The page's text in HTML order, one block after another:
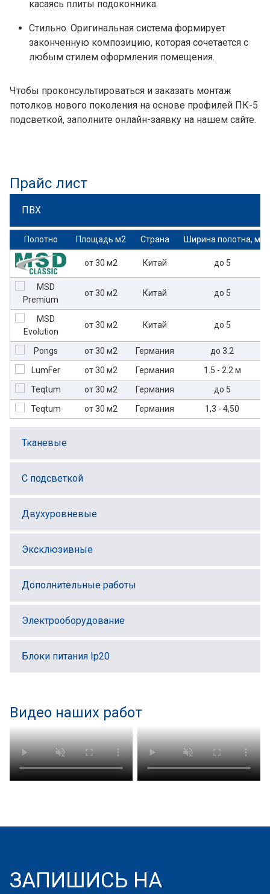
касаясь плиты подоконника.
Стильно. Оригинальная система формирует
законченную композицию, которая сочетается с
любым стилем оформления помещения.
Чтобы проконсультироваться и заказать монтаж
потолков нового поколения на основе профилей ПК-5
подсветкой, заполните онлайн-заявку на нашем сайте.
Прайс лист
ПВХ
Полотно Площадь м2 Страна Ширина полотна, м
от 30 м2 Китай до 5
от 30 м2 Китай до 5
от 30 м2 Китай до 5
от 30 м2 Германия
до 3.2
от 30 м2
Германия
1.5 - 2.2 м
от 30 м2
Германия
до 5
от 30 м2
Германия 1,3 - 4,50
Тканевые
С подсветкой
Двухуровневые
Эксклюзивные
Дополнительные работы
Электрооборудование
Блоки питания Ip20
Видео наших работ
ЗАПИШИСЬ НА